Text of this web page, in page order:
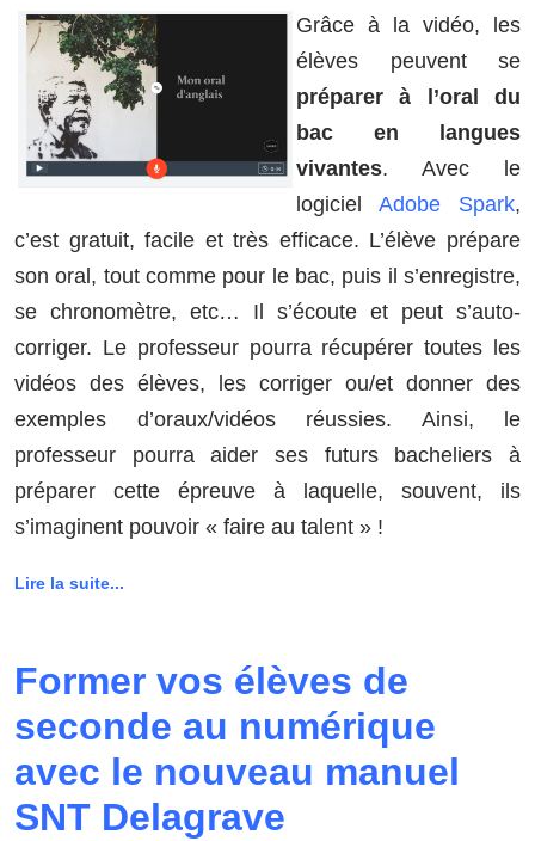
Grâce à la vidéo, les
élèves peuvent se
préparer à l’oral du
bac en langues
vivantes. Avec le
logiciel Adobe Spark,
c’est gratuit, facile et très efficace. L’élève prépare
son oral, tout comme pour le bac, puis il s’enregistre,
se chronomètre, etc… Il s’écoute et peut s’auto-
corriger. Le professeur pourra récupérer toutes les
vidéos des élèves, les corriger ou/et donner des
exemples d’oraux/vidéos réussies. Ainsi, le
professeur pourra aider ses futurs bacheliers à
préparer cette épreuve à laquelle, souvent, ils
s’imaginent pouvoir « faire au talent » !
Lire la suite...
Former vos élèves de
seconde au numérique
avec le nouveau manuel
SNT Delagrave